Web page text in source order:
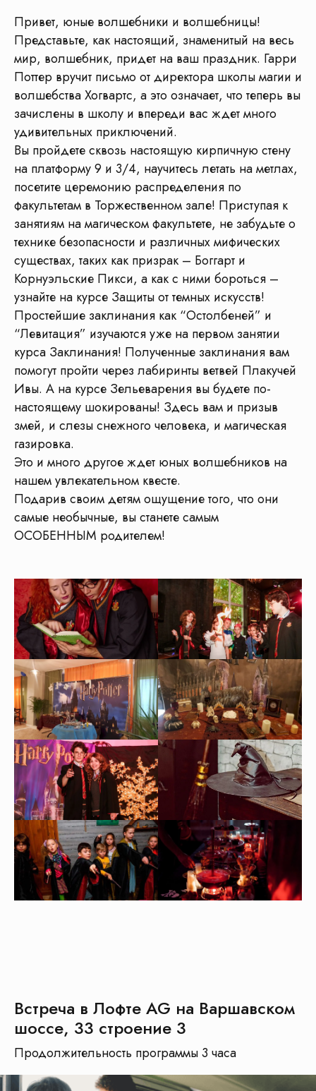
Привет, юные волшебники и волшебницы!
Представьте, как настоящий, знаменитый на весь
мир, волшебник, придет на ваш праздник. Гарри
Поттер вручит письмо от директора школы магии и
волшебства Хогвартс, а это означает, что теперь вы
зачислены в школу и впереди вас ждет много
удивительных приключений.
Вы пройдете сквозь настоящую кирпичную стену
на платформу 9 и 3/4, научитесь летать на метлах,
посетите церемонию распределения по
факультетам в Торжественном зале! Приступая к
занятиям на магическом факультете, не забудьте о
технике безопасности и различных мифических
существах, таких как призрак – Боггарт и
Корнуэльские Пикси, а как с ними бороться –
узнайте на курсе Защиты от темных искусств!
Простейшие заклинания как “Остолбеней” и
“Левитация” изучаются уже на первом занятии
курса Заклинания! Полученные заклинания вам
помогут пройти через лабиринты ветвей Плакучей
Ивы. А на курсе Зельеварения вы будете по-
настоящему шокированы! Здесь вам и призыв
змей, и слезы снежного человека, и магическая
газировка.
Это и много другое ждет юных волшебников на
нашем увлекательном квесте.
Подарив своим детям ощущение того, что они
самые необычные, вы станете самым
ОСОБЕННЫМ родителем!
Встреча в Лофте AG на Варшавском
шоссе, 33 строение 3
Продолжительность программы 3 часа
Оставьте заявку
на экскурсию
Нужно переслать программу
экскурсии в чат?
Мы свяжемся с вами через 5 минут.
Подберем несколько похожих
экскурсий в нужную дату
Забронировать экскурсию
Получить программу в WhatsApp